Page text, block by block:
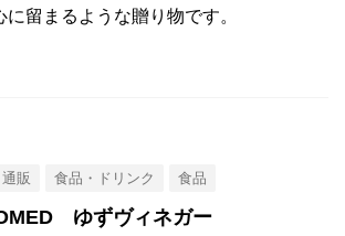
留まるような贈り物です。
通販 食品・ドリンク 食品
ゆずヴィネガー